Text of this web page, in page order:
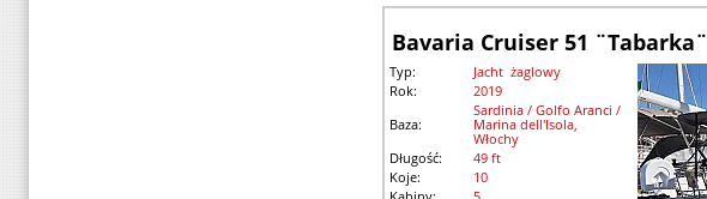
Bavaria Cruiser 51 ¨Tabarka¨
Typ:
Jacht żaglowy
Rok:
2019
Baza:
Sardinia / Golfo Aranci /
Marina dell'Isola,
Włochy
Długość:
49 ft
Koje:
10